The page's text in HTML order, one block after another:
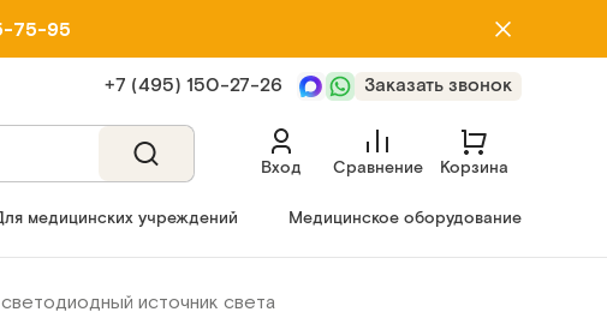
75-95
+7 (495) 150‑27‑26 Заказать звонок
Вход Сравнение Корзина
медицинских учреждений Медицинское оборудование
источник света